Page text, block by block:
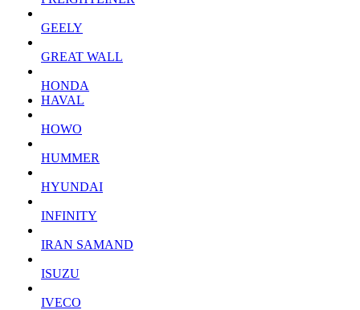
GEELY
GREAT WALL
HONDA
HAVAL
HOWO
HUMMER
HYUNDAI
INFINITY
IRAN SAMAND
ISUZU
IVECO